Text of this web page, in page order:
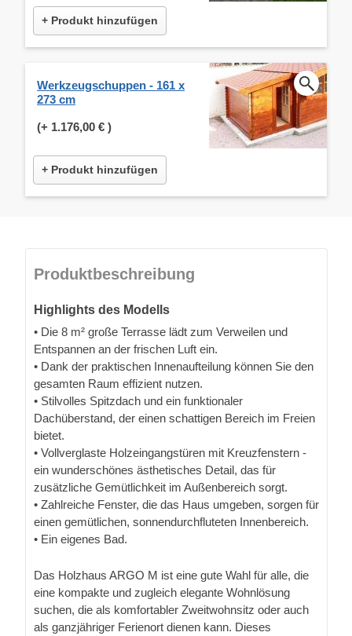
+ Produkt hinzufügen
Werkzeugschuppen - 161 x
273 cm
(+ 1.176,00 € )
+ Produkt hinzufügen
Produktbeschreibung
Highlights des Modells
• Die 8 m² große Terrasse lädt zum Verweilen und
Entspannen an der frischen Luft ein.
• Dank der praktischen Innenaufteilung können Sie den
gesamten Raum effizient nutzen.
• Stilvolles Spitzdach und ein funktionaler
Dachüberstand, der einen schattigen Bereich im Freien
bietet.
• Vollverglaste Holzeingangstüren mit Kreuzfenstern -
ein wunderschönes ästhetisches Detail, das für
zusätzliche Gemütlichkeit im Außenbereich sorgt.
• Zahlreiche Fenster, die das Haus umgeben, sorgen für
einen gemütlichen, sonnendurchfluteten Innenbereich.
• Ein eigenes Bad.
Das Holzhaus ARGO M ist eine gute Wahl für alle, die
eine kompakte und zugleich elegante Wohnlösung
suchen, die als komfortabler Zweitwohnsitz oder auch
als ganzjähriger Ferienort dienen kann. Dieses